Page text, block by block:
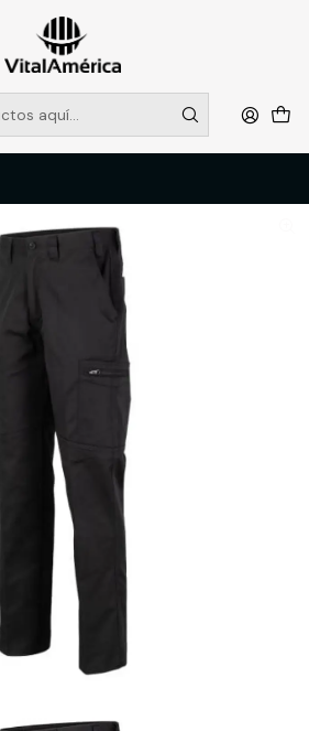
RETIROS EN TIENDA, DESDE
5956 2237
Leer más
TECNICA Y CORPORATIVA
DE TRABAJO
NEW EDITION HOMBRE AZUL T/52